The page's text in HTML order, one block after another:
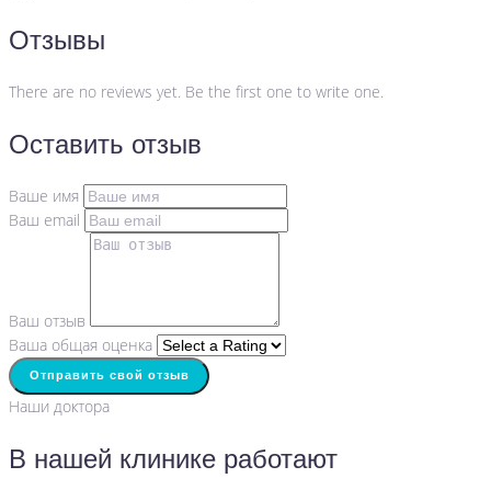
Отзывы
There are no reviews yet. Be the first one to write one.
Оставить отзыв
Ваше имя
Ваш email
Ваш отзыв
Ваша общая оценка
Отправить свой отзыв
Наши доктора
В нашей клинике работают